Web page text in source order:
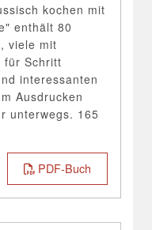
kochen mit
enthält 80
viele mit
für Schritt
interessanten
Ausdrucken
unterwegs. 165
PDF-Buch